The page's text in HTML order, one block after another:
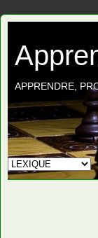
APPRENDRE,